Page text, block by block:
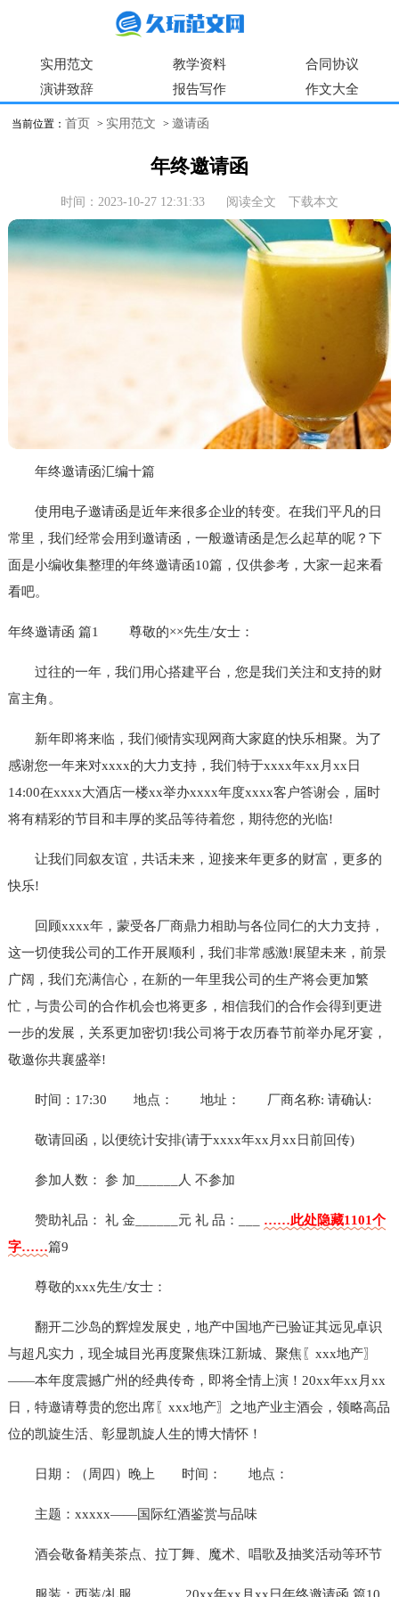
实用范文 教学资料
合同协议
演讲致辞
报告写作 作文大全
当前位置：首页 > 实用范文 >邀请函
年终邀请函
时间：2023-10-27 12:31:33 阅读全文 下载本文
年终邀请函汇编十篇
使用电子邀请函是近年来很多企业的转变。在我们平凡的日
常里，我们经常会用到邀请函，一般邀请函是怎么起草的呢？下
面是小编收集整理的年终邀请函10篇，仅供参考，大家一起来看
看吧。
年终邀请函 篇1 尊敬的××先生/女士：
过往的一年，我们用心搭建平台，您是我们关注和支持的财
富主角。
新年即将来临，我们倾情实现网商大家庭的快乐相聚。为了
感谢您一年来对xxxx的大力支持，我们特于xxxx年xx月xx日
14:00在xxxx大酒店一楼xx举办xxxx年度xxxx客户答谢会，届时
将有精彩的节目和丰厚的奖品等待着您，期待您的光临!
让我们同叙友谊，共话未来，迎接来年更多的财富，更多的
快乐!
回顾xxxx年，蒙受各厂商鼎力相助与各位同仁的大力支持，
这一切使我公司的工作开展顺利，我们非常感激!展望未来，前景
广阔，我们充满信心，在新的一年里我公司的生产将会更加繁
忙，与贵公司的合作机会也将更多，相信我们的合作会得到更进
一步的发展，关系更加密切!我公司将于农历春节前举办尾牙宴，
敬邀你共襄盛举!
时间：17:30 地点： 地址： 厂商名称: 请确认:
敬请回函，以便统计安排(请于xxxx年xx月xx日前回传)
参加人数： 参 加______人 不参加
赞助礼品： 礼 金______元 礼 品：___ ……此处隐藏1101个
字……篇9
尊敬的xxx先生/女士：
翻开二沙岛的辉煌发展史，地产中国地产已验证其远见卓识
与超凡实力，现全城目光再度聚焦珠江新城、聚焦〖xxx地产〗
——本年度震撼广州的经典传奇，即将全情上演！20xx年xx月xx
日，特邀请尊贵的您出席〖xxx地产〗之地产业主酒会，领略高品
位的凯旋生活、彰显凯旋人生的博大情怀！
日期：（周四）晚上 时间： 地点：
主题：xxxxx——国际红酒鉴赏与品味
酒会敬备精美茶点、拉丁舞、魔术、唱歌及抽奖活动等环节
服装：西装/礼服 20xx年xx月xx日年终邀请函 篇10